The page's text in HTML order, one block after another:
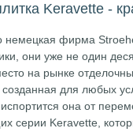
Keravette -
немецкая фирма
они уже не один
на рынке
для любых
она от
серии Keravette,